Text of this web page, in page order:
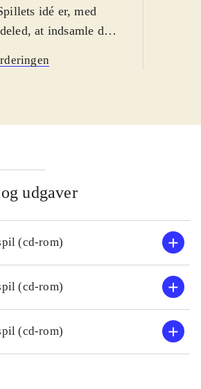
idé er, med
at indsamle de 9
række af mere eller
"kend
indslag som fx at
til hatifnatterne
slags farve-
at fange løsslupne
hus - efter
at have lave denne
Opstår der
korte biografier
udgaver
(cd-rom)
(cd-rom)
(cd-rom)